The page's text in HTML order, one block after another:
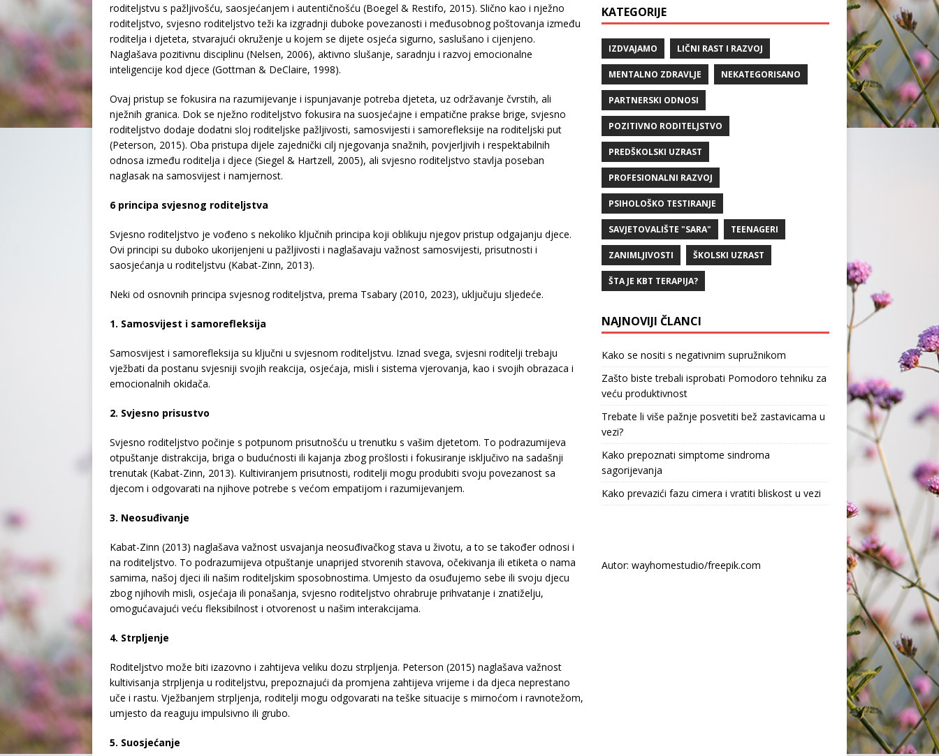
roditeljstvu s pažljivošću, saosjećanjem i autentičnošću (Boegel & Restifo, 2015). Slično kao i nježno
roditeljstvo, svjesno roditeljstvo teži ka izgradnji duboke povezanosti i međusobnog poštovanja između
roditelja i djeteta, stvarajući okruženje u kojem se dijete osjeća sigurno, saslušano i cijenjeno.
Naglašava pozitivnu disciplinu (Nelsen, 2006), aktivno slušanje, saradnju i razvoj emocionalne
inteligencije kod djece (Gottman & DeClaire, 1998).
Ovaj pristup se fokusira na razumijevanje i ispunjavanje potreba djeteta, uz održavanje čvrstih, ali
nježnih granica. Dok se nježno roditeljstvo fokusira na suosjećajne i empatične prakse brige, svjesno
roditeljstvo dodaje dodatni sloj roditeljske pažljivosti, samosvijesti i samorefleksije na roditeljski put
(Peterson, 2015). Oba pristupa dijele zajednički cilj njegovanja snažnih, povjerljivih i respektabilnih
odnosa između roditelja i djece (Siegel & Hartzell, 2005), ali svjesno roditeljstvo stavlja poseban
naglasak na samosvijest i namjernost.
6 principa svjesnog roditeljstva
Svjesno roditeljstvo je vođeno s nekoliko ključnih principa koji oblikuju njegov pristup odgajanju djece.
Ovi principi su duboko ukorijenjeni u pažljivosti i naglašavaju važnost samosvijesti, prisutnosti i
saosjećanja u roditeljstvu (Kabat-Zinn, 2013).
Neki od osnovnih principa svjesnog roditeljstva, prema Tsabary (2010, 2023), uključuju sljedeće.
1. Samosvijest i samorefleksija
Samosvijest i samorefleksija su ključni u svjesnom roditeljstvu. Iznad svega, svjesni roditelji trebaju
vježbati da postanu svjesniji svojih reakcija, osjećaja, misli i sistema vjerovanja, kao i svojih obrazaca i
emocionalnih okidača.
2. Svjesno prisustvo
Svjesno roditeljstvo počinje s potpunom prisutnošću u trenutku s vašim djetetom. To podrazumijeva
otpuštanje distrakcija, briga o budućnosti ili kajanja zbog prošlosti i fokusiranje isključivo na sadašnji
trenutak (Kabat-Zinn, 2013). Kultiviranjem prisutnosti, roditelji mogu produbiti svoju povezanost sa
djecom i odgovarati na njihove potrebe s većom empatijom i razumijevanjem.
3. Neosuđivanje
Kabat-Zinn (2013) naglašava važnost usvajanja neosuđivačkog stava u životu, a to se također odnosi i
na roditeljstvo. To podrazumijeva otpuštanje unaprijed stvorenih stavova, očekivanja ili etiketa o nama
samima, našoj djeci ili našim roditeljskim sposobnostima. Umjesto da osuđujemo sebe ili svoju djecu
zbog njihovih misli, osjećaja ili ponašanja, svjesno roditeljstvo ohrabruje prihvatanje i znatiželju,
omogućavajući veću fleksibilnost i otvorenost u našim interakcijama.
4. Strpljenje
Roditeljstvo može biti izazovno i zahtijeva veliku dozu strpljenja. Peterson (2015) naglašava važnost
kultivisanja strpljenja u roditeljstvu, prepoznajući da promjena zahtijeva vrijeme i da djeca neprestano
uče i rastu. Vježbanjem strpljenja, roditelji mogu odgovarati na teške situacije s mirnoćom i ravnotežom,
umjesto da reaguju impulsivno ili grubo.
5. Suosjećanje
KATEGORIJE
IZDVAJAMO LIČNI RAST I RAZVOJ
MENTALNO ZDRAVLJE NEKATEGORISANO
PARTNERSKI ODNOSI
POZITIVNO RODITELJSTVO
PREDŠKOLSKI UZRAST
PROFESIONALNI RAZVOJ
PSIHOLOŠKO TESTIRANJE
SAVJETOVALIŠTE "SARA" TEENAGERI
ZANIMLJIVOSTI ŠKOLSKI UZRAST
ŠTA JE KBT TERAPIJA?
NAJNOVIJI ČLANCI
Kako se nositi s negativnim supružnikom
Zašto biste trebali isprobati Pomodoro tehniku za
veću produktivnost
Trebate li više pažnje posvetiti bež zastavicama u
vezi?
Kako prepoznati simptome sindroma
sagorijevanja
Kako prevazići fazu cimera i vratiti bliskost u vezi
Autor: wayhomestudio/freepik.com